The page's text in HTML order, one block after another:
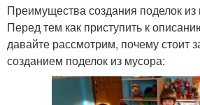
Преимущества создания поделок из
Перед тем как приступить к
давайте рассмотрим, почему стоит
созданием поделок из мусора: